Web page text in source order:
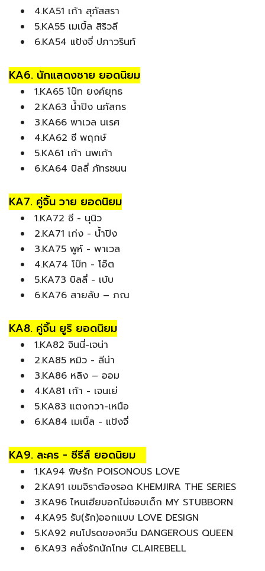
4.KA51 เก้า สุภัสสรา
5.KA55 เมเบิ้ล สิริวลี
6.KA54 แป้งจี่ ปภาวรินท์
KA6. นักแสดงชาย ยอดนิยม
1.KA65 โบ๊ท ยงค์ยุทธ
2.KA63 น้ำปิง นภัสกร
3.KA66 พาเวล นเรศ
4.KA62 ซี พฤกษ์
5.KA61 เก้า นพเก้า
6.KA64 บิลลี่ ภัทรชนน
KA7. คู่จิ้น วาย ยอดนิยม
1.KA72 ซี - นุนิว
2.KA71 เก่ง - น้ำปิง
3.KA75 พูห์ - พาเวล
4.KA74 โบ๊ท - โอ๊ต
5.KA73 บิลลี่ - เบ้บ
6.KA76 สายลับ – ภณ
KA8. คู่จิ้น ยูริ ยอดนิยม
1.KA82 จินนี่-เจน่า
2.KA85 หมิว - ลีน่า
3.KA86 หลิง – ออม
4.KA81 เก้า - เจนเย่
5.KA83 แตงกวา-เหนือ
6.KA84 เมเบิ้ล - แป้งจี่
KA9. ละคร - ซีรีส์ ยอดนิยม
1.KA94 พิษรัก POISONOUS LOVE
2.KA91 เขมจิราต้องรอด KHEMJIRA THE SERIES
3.KA96 ไหนเฮียบอกไม่ชอบเด็ก MY STUBBORN
4.KA95 รับ(รัก)ออกแบบ LOVE DESIGN
5.KA92 คนโปรดของควีน DANGEROUS QUEEN
6.KA93 คลั่งรักนักโทษ CLAIREBELL